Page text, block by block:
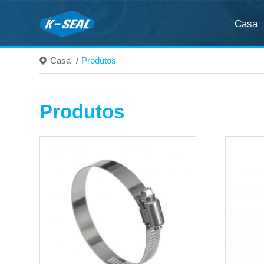
Casa
Casa / Produtos
Produtos